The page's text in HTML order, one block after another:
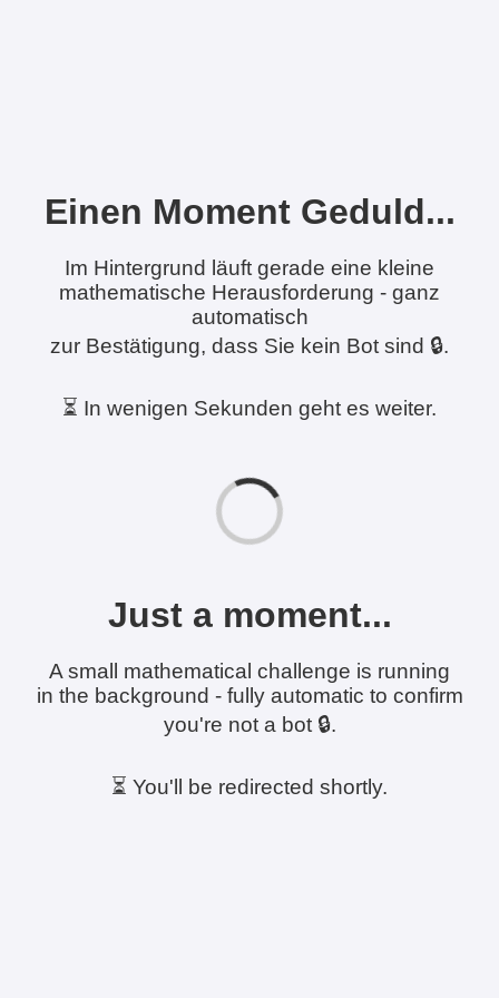
Einen Moment Geduld...
Im Hintergrund läuft gerade eine kleine
mathematische Herausforderung - ganz
automatisch
zur Bestätigung, dass Sie kein Bot sind 🔒.
⏳ In wenigen Sekunden geht es weiter.
Just a moment...
A small mathematical challenge is running
in the background - fully automatic to confirm
you're not a bot 🔒.
⏳ You'll be redirected shortly.